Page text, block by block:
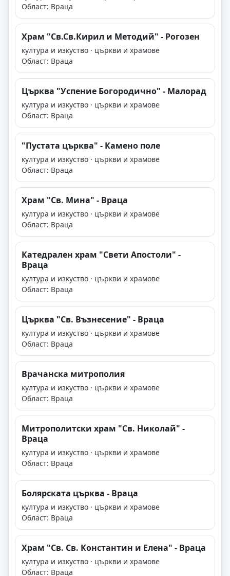
Област: Враца
Храм "Св.Св.Кирил и Методий" - Рогозен
култура и изкуство · църкви и храмове
Област: Враца
Църква "Успение Богородично" - Малорад
култура и изкуство · църкви и храмове
Област: Враца
"Пустата църква" - Камено поле
култура и изкуство · църкви и храмове
Област: Враца
Храм "Св. Мина" - Враца
култура и изкуство · църкви и храмове
Област: Враца
Катедрален храм "Свети Апостоли" -
Враца
култура и изкуство · църкви и храмове
Област: Враца
Църква "Св. Възнесение" - Враца
култура и изкуство · църкви и храмове
Област: Враца
Врачанска митрополия
култура и изкуство · църкви и храмове
Област: Враца
Митрополитски храм "Св. Николай" -
Враца
култура и изкуство · църкви и храмове
Област: Враца
Болярската църква - Враца
култура и изкуство · църкви и храмове
Област: Враца
Храм "Св. Св. Константин и Елена" - Враца
култура и изкуство · църкви и храмове
Област: Враца